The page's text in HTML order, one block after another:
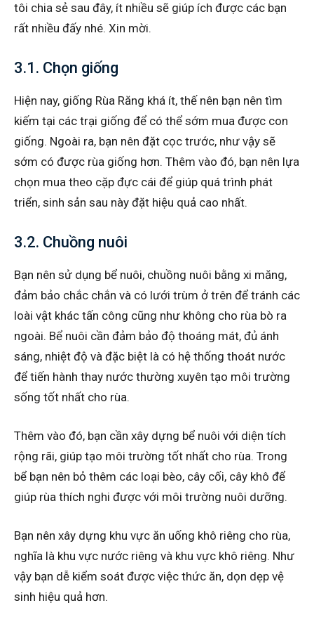
tôi chia sẻ sau đây, ít nhiều sẽ giúp ích được các bạn
rất nhiều đấy nhé. Xin mời.
3.1. Chọn giống
Hiện nay, giống Rùa Răng khá ít, thế nên bạn nên tìm
kiếm tại các trại giống để có thể sớm mua được con
giống. Ngoài ra, bạn nên đặt cọc trước, như vậy sẽ
sớm có được rùa giống hơn. Thêm vào đó, bạn nên lựa
chọn mua theo cặp đực cái để giúp quá trình phát
triển, sinh sản sau này đặt hiệu quả cao nhất.
3.2. Chuồng nuôi
Bạn nên sử dụng bể nuôi, chuồng nuôi bằng xi măng,
đảm bảo chắc chắn và có lưới trùm ở trên để tránh các
loài vật khác tấn công cũng như không cho rùa bò ra
ngoài. Bể nuôi cần đảm bảo độ thoáng mát, đủ ánh
sáng, nhiệt độ và đặc biệt là có hệ thống thoát nước
để tiến hành thay nước thường xuyên tạo môi trường
sống tốt nhất cho rùa.
Thêm vào đó, bạn cần xây dựng bể nuôi với diện tích
rộng rãi, giúp tạo môi trường tốt nhất cho rùa. Trong
bể bạn nên bỏ thêm các loại bèo, cây cối, cây khô để
giúp rùa thích nghi được với môi trường nuôi dưỡng.
Bạn nên xây dựng khu vực ăn uống khô riêng cho rùa,
nghĩa là khu vực nước riêng và khu vực khô riêng. Như
vậy bạn dễ kiểm soát được việc thức ăn, dọn dẹp vệ
sinh hiệu quả hơn.